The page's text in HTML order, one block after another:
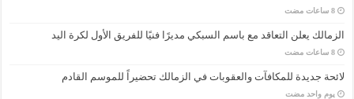
‏8 ساعات مضت
الزمالك يعلن التعاقد مع باسم السبكي مديرًا فنيًا للفريق الأول لكرة اليد
‏8 ساعات مضت
لائحة جديدة للمكافآت والعقوبات في الزمالك تحضيراً للموسم القادم
‏يوم واحد مضت